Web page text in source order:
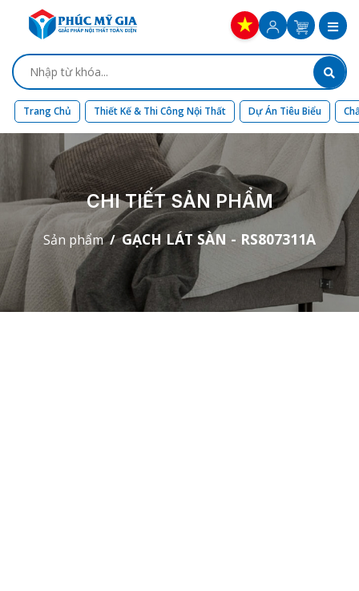
Trang Chủ Thiết Kế & Thi Công Nội Thất Dự Án Tiêu Biểu
CHI TIẾT SẢN PHẨM
Sản phẩm GẠCH LÁT SÀN - RS807311A